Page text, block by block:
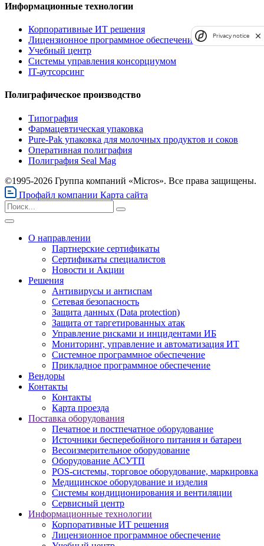
Информационные технологии
Корпоративные ИТ решения
Лицензионное программное обеспечение
Учебный центр
Системы управления консорциумом
IT-аутсорсинг
Полиграфическое производство
Типография
Фармацевтическая упаковка
Pure-Pak упаковка для молочных продуктов и соков
Оперативная полиграфия
Полиграфия Seal Mag
©1995-2026 Группа компаний «Micros». Все права защищены.
Профайл компании Карта сайта
О направлении
Партнерские сертификаты
Сертификаты специалистов
Новости и Акции
Решения
Антивирусы и антиспам
Сетевая безопасность
Защита данных (Data protection)
Защита от таргетированных атак
Управление рисками и инцидентами ИБ
Мониторинг, управление и автоматизация ИТ
Системное программное обеспечение
Прикладное программное обеспечение
Вендоры
Контакты
Контакты
Карта проезда
Поставка оборудования
Печатное и постпечатное оборудование
Источники бесперебойного питания и батареи
Весоизмерительное оборудование
Оборудование АСУТП
POS-системы, торговое оборудование, маркировка
Медицинское оборудование и изделия
Системы кондиционирования и вентиляции
Сервисный центр
Информационные технологии
Корпоративные ИТ решения
Лицензионное программное обеспечение
Privacy notice